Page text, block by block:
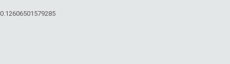
0.12606501579285